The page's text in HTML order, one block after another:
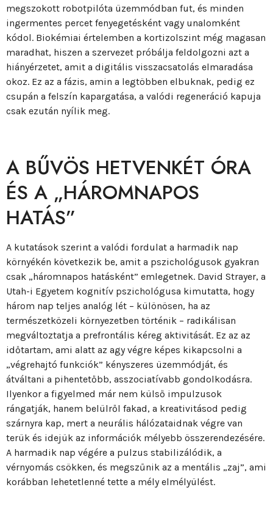
megszokott robotpilóta üzemmódban fut, és minden
ingermentes percet fenyegetésként vagy unalomként
kódol. Biokémiai értelemben a kortizolszint még magasan
maradhat, hiszen a szervezet próbálja feldolgozni azt a
hiányérzetet, amit a digitális visszacsatolás elmaradása
okoz. Ez az a fázis, amin a legtöbben elbuknak, pedig ez
csupán a felszín kapargatása, a valódi regeneráció kapuja
csak ezután nyílik meg.
A BŰVÖS HETVENKÉT ÓRA
ÉS A „HÁROMNAPOS
HATÁS”
A kutatások szerint a valódi fordulat a harmadik nap
környékén következik be, amit a pszichológusok gyakran
csak „háromnapos hatásként” emlegetnek. David Strayer, a
Utah-i Egyetem kognitív pszichológusa kimutatta, hogy
három nap teljes analóg lét – különösen, ha az
természetközeli környezetben történik – radikálisan
megváltoztatja a prefrontális kéreg aktivitását. Ez az az
időtartam, ami alatt az agy végre képes kikapcsolni a
„végrehajtó funkciók” kényszeres üzemmódját, és
átváltani a pihentetőbb, asszociatívabb gondolkodásra.
Ilyenkor a figyelmed már nem külső impulzusok
rángatják, hanem belülről fakad, a kreativitásod pedig
szárnyra kap, mert a neurális hálózataidnak végre van
terük és idejük az információk mélyebb összerendezésére.
A harmadik nap végére a pulzus stabilizálódik, a
vérnyomás csökken, és megszűnik az a mentális „zaj”, ami
korábban lehetetlenné tette a mély elmélyülést.